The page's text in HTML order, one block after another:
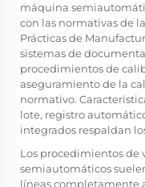
máquina
con las normativas de
Prácticas de
sistemas de
procedimientos de
aseguramiento de la
normativo.
lote, registro
integrados respaldan
Los procedimientos de
semiautomáticos
líneas completamente